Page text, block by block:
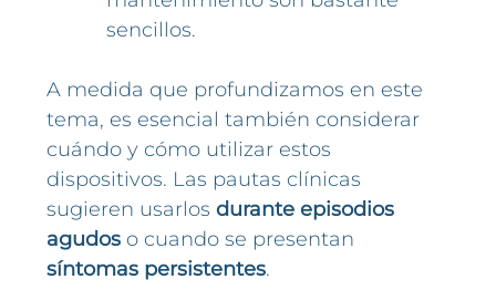
sencillos.
A medida que profundizamos en este
tema, es esencial también considerar
cuándo y cómo utilizar estos
dispositivos. Las pautas clínicas
sugieren usarlosdurante episodios
agudos o cuando se presentan
síntomas persistentes.